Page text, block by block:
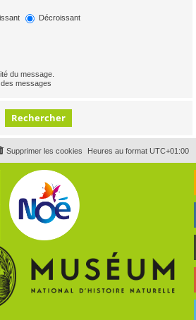
Décroissant
du message.
messages
Heures au format UTC+01:00
Supprimer les cookies